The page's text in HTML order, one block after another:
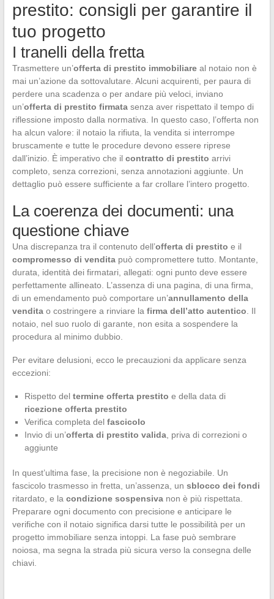
prestito: consigli per garantire il
tuo progetto
I tranelli della fretta
Trasmettere un’offerta di prestito immobiliareal notaio non è
mai un’azione da sottovalutare. Alcuni acquirenti, per paura di
perdere una scadenza o per andare più veloci, inviano
un’offerta di prestito firmatasenza aver rispettato il tempo di
riflessione imposto dalla normativa. In questo caso, l’offerta non
ha alcun valore: il notaio la rifiuta, la vendita si interrompe
bruscamente e tutte le procedure devono essere riprese
dall’inizio. È imperativo che il contratto di prestito arrivi
completo, senza correzioni, senza annotazioni aggiunte. Un
dettaglio può essere sufficiente a far crollare l’intero progetto.
La coerenza dei documenti: una
questione chiave
Una discrepanza tra il contenuto dell’offerta di prestito e il
compromesso di venditapuò compromettere tutto. Montante,
durata, identità dei firmatari, allegati: ogni punto deve essere
perfettamente allineato. L’assenza di una pagina, di una firma,
di un emendamento può comportare un’annullamento della
venditao costringere a rinviare la firma dell’atto autentico . Il
notaio, nel suo ruolo di garante, non esita a sospendere la
procedura al minimo dubbio.
Per evitare delusioni, ecco le precauzioni da applicare senza
eccezioni:
Rispetto del termine offerta prestito e della data di
ricezione offerta prestito
Verifica completa del fascicolo
Invio di un’offerta di prestito valida, priva di correzioni o
aggiunte
In quest’ultima fase, la precisione non è negoziabile. Un
fascicolo trasmesso in fretta, un’assenza, un sblocco dei fondi
ritardato, e la condizione sospensivanon è più rispettata.
Preparare ogni documento con precisione e anticipare le
verifiche con il notaio significa darsi tutte le possibilità per un
progetto immobiliare senza intoppi. La fase può sembrare
noiosa, ma segna la strada più sicura verso la consegna delle
chiavi.